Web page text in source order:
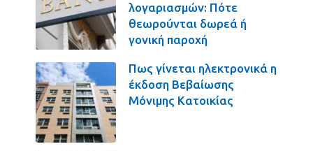
λογαριασμών: Πότε
θεωρούνται δωρεά ή
γονική παροχή
Πως γίνεται ηλεκτρονικά η
έκδοση Βεβαίωσης
Μόνιμης Κατοικίας